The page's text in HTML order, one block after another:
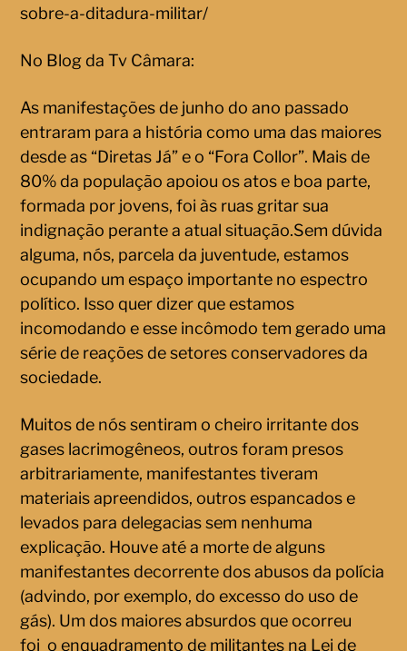
sobre-a-ditadura-militar/
No Blog da Tv Câmara:
As manifestações de junho do ano passado
entraram para a história como uma das maiores
desde as “Diretas Já” e o “Fora Collor”. Mais de
80% da população apoiou os atos e boa parte,
formada por jovens, foi às ruas gritar sua
indignação perante a atual situação.Sem dúvida
alguma, nós, parcela da juventude, estamos
ocupando um espaço importante no espectro
político. Isso quer dizer que estamos
incomodando e esse incômodo tem gerado uma
série de reações de setores conservadores da
sociedade.
Muitos de nós sentiram o cheiro irritante dos
gases lacrimogêneos, outros foram presos
arbitrariamente, manifestantes tiveram
materiais apreendidos, outros espancados e
levados para delegacias sem nenhuma
explicação. Houve até a morte de alguns
manifestantes decorrente dos abusos da polícia
(advindo, por exemplo, do excesso do uso de
gás). Um dos maiores absurdos que ocorreu
foi o enquadramento de militantes na Lei de